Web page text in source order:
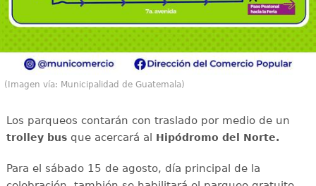
(Imagen vía: Municipalidad de Guatemala)
Los parqueos contarán con traslado por medio de un
trolley busque acercará al Hipódromo del Norte.
Para el sábado 15 de agosto, día principal de la